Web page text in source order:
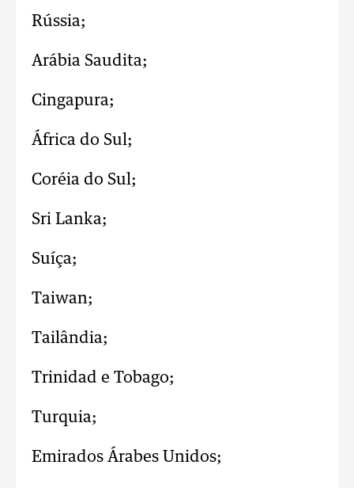
Rússia;
Arábia Saudita;
Cingapura;
África do Sul;
Coréia do Sul;
Sri Lanka;
Suíça;
Taiwan;
Tailândia;
Trinidad e Tobago;
Turquia;
Emirados Árabes Unidos;